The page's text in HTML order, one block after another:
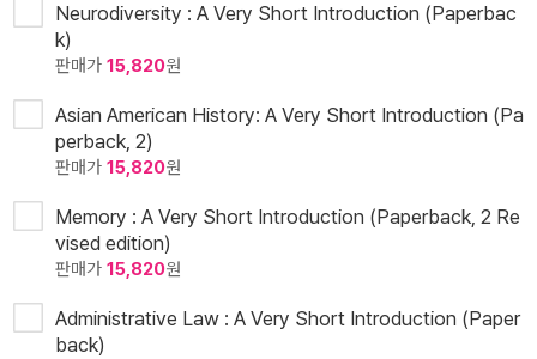
Neurodiversity : A Very Short Introduction (Paperbac
k)
판매가 15,820원
Asian American History: A Very Short Introduction (Pa
perback, 2)
판매가 15,820원
Memory : A Very Short Introduction (Paperback, 2 Re
vised edition)
판매가 15,820원
Administrative Law : A Very Short Introduction (Paper
back)